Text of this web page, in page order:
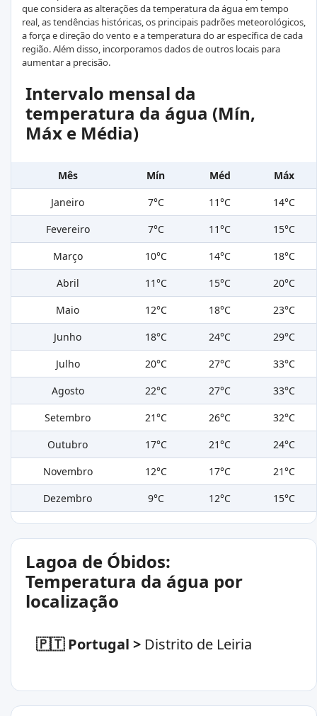
que considera as alterações da temperatura da água em tempo
real, as tendências históricas, os principais padrões meteorológicos,
a força e direção do vento e a temperatura do ar específica de cada
região. Além disso, incorporamos dados de outros locais para
aumentar a precisão.
Intervalo mensal da
temperatura da água (Mín,
Máx e Média)
Mês Mín Méd
Máx
Janeiro
7°C 11°C
14°C
Fevereiro
7°C 11°C
15°C
Março
10°C 14°C
18°C
Abril
11°C 15°C
20°C
Maio
12°C 18°C
23°C
Junho
18°C 24°C
29°C
Julho
20°C 27°C
33°C
Agosto
22°C 27°C
33°C
Setembro
21°C 26°C
32°C
Outubro
17°C 21°C
24°C
Novembro
12°C 17°C
21°C
Dezembro
9°C 12°C 15°C
Lagoa de Óbidos:
Temperatura da água por
localização
🇵🇹 Portugal > Distrito de Leiria